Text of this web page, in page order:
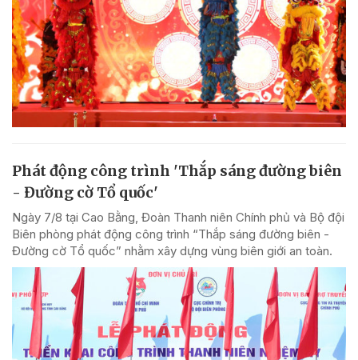
Phát động công trình 'Thắp sáng đường biên
- Đường cờ Tổ quốc'
Ngày 7/8 tại Cao Bằng, Đoàn Thanh niên Chính phủ và Bộ đội
Biên phòng phát động công trình “Thắp sáng đường biên -
Đường cờ Tổ quốc” nhằm xây dựng vùng biên giới an toàn.